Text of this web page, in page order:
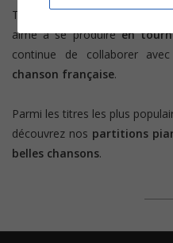
Tout au long de sa carrière,
aime à se produireen
continue de collaborer
chanson française.
Parmi les titres les plus
découvrez nos partitions
belles chansons.